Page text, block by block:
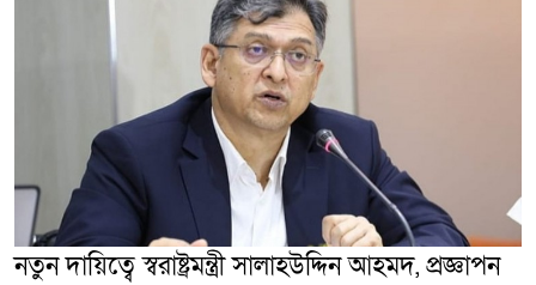
নতুন দায়িত্বে স্বরাষ্ট্রমন্ত্রী সালাহউদ্দিন আহমদ, প্রজ্ঞাপন